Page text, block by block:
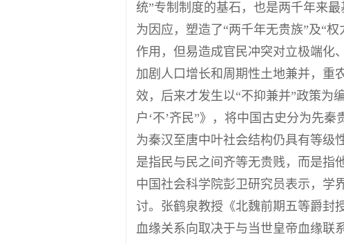
统”专制制度的基石，也是两千年来
为因应，塑造了“两千年无贵族”及“
作用，但易造成官民冲突对立极端化
加剧人口增长和周期性土地兼并，重
效，后来才发生以“不抑兼并”政策为
户‘不’齐民”》，将中国古史分为先
为秦汉至唐中叶社会结构仍具有等级
是指民与民之间齐等无贵贱，而是指
中国社会科学院彭卫研究员表示，学
讨。张鹤泉教授《北魏前期五等爵封
血缘关系向取决于与当世皇帝血缘联